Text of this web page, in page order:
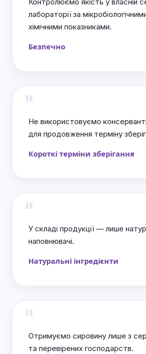
лабораторії за
хімічними показниками.
Безпечно
"Не використовуємо
для продовження терміну
Короткі терміни зберігання
"У складі продукції — лише
наповнювачі.
Натуральні інгредієнти
"
Отримуємо сировину лише з
та перевірених господарств.